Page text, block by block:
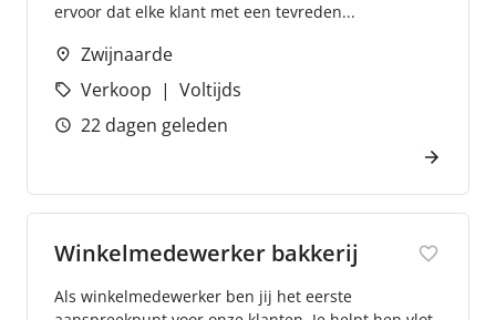
ervoor dat elke klant met een tevreden...
Zwijnaarde
Verkoop
Voltijds
22 dagen geleden
Winkelmedewerker bakkerij
Als winkelmedewerker ben jij het eerste